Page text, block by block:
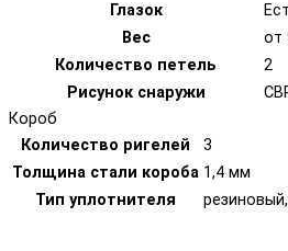
Глазок
Вес
от
Количество петель
2
Рисунок снаружи
Короб
Количество ригелей
3
Толщина стали короба 1,4 мм
Тип уплотнителя